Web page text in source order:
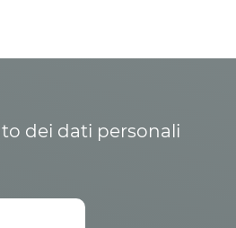
dei dati personali